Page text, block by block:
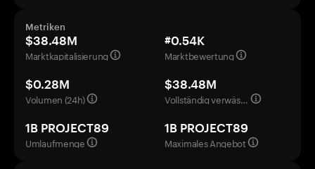
Metriken
$38.48M
Marktkapitalisierung
#0.54K
Marktbewertung
$0.28M
Volumen (24h)
$38.48M
Vollständig verwässerte Bewertung
1B PROJECT89
Umlaufmenge
1B PROJECT89
Maximales Angebot